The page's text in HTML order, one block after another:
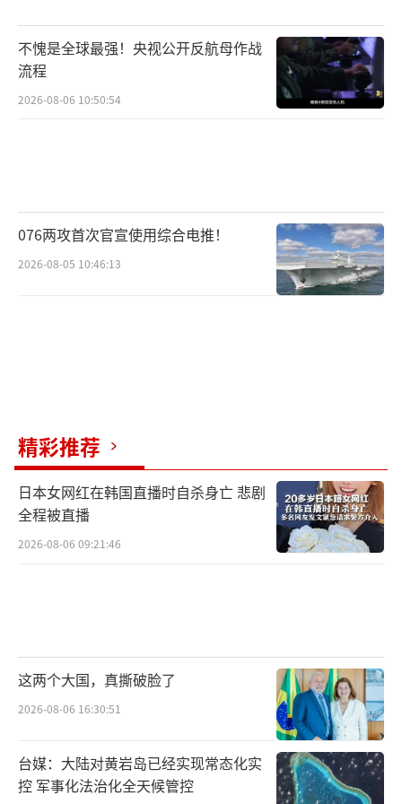
不愧是全球最强！央视公开反航母作战
流程
2026-08-06 10:50:54
076两攻首次官宣使用综合电推！
2026-08-05 10:46:13
精彩推荐
日本女网红在韩国直播时自杀身亡 悲剧
全程被直播
2026-08-06 09:21:46
这两个大国，真撕破脸了
2026-08-06 16:30:51
台媒：大陆对黄岩岛已经实现常态化实
控 军事化法治化全天候管控